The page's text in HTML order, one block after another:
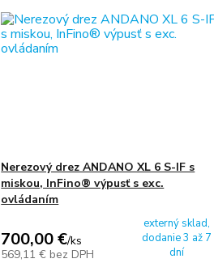
Nerezový drez ANDANO XL 6 S-IF s
miskou, InFino® výpusť s exc.
ovládaním
700,00 €/ks
569,11 € bez DPH
externý sklad,
dodanie 3 až 7
dní